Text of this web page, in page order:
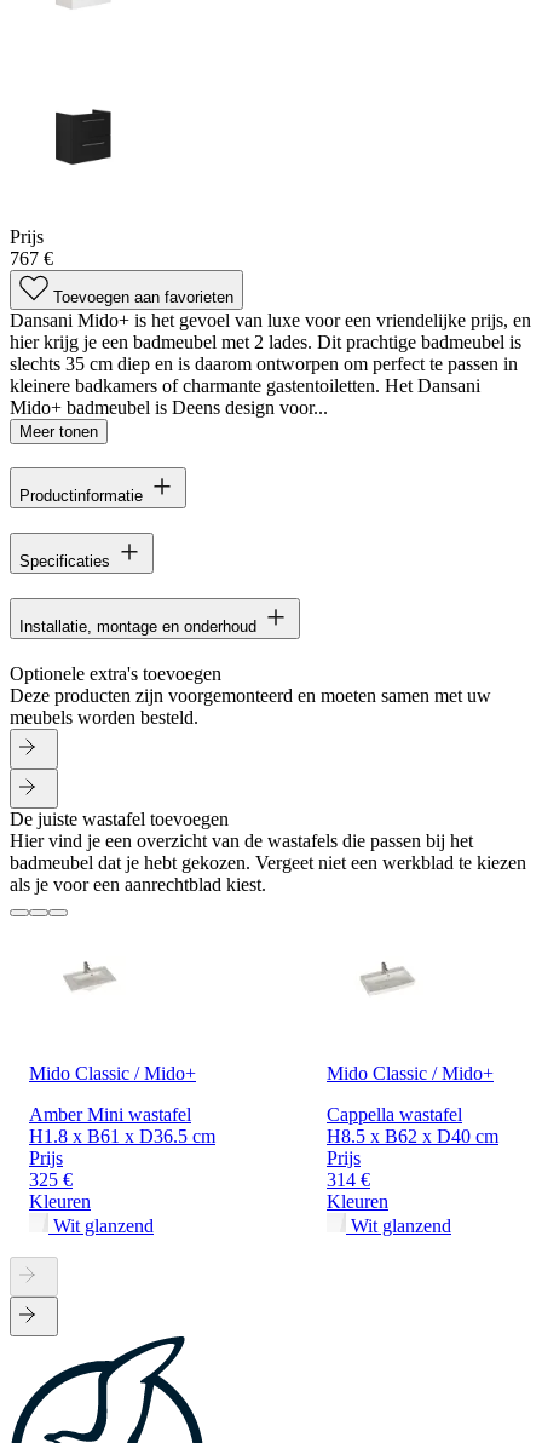
Prijs
767 €
Toevoegen aan favorieten
Dansani Mido+ is het gevoel van luxe voor een vriendelijke prijs, en
hier krijg je een badmeubel met 2 lades. Dit prachtige badmeubel is
slechts 35 cm diep en is daarom ontworpen om perfect te passen in
kleinere badkamers of charmante gastentoiletten. Het Dansani
Mido+ badmeubel is Deens design voor...
Meer tonen
Productinformatie
Specificaties
Installatie, montage en onderhoud
Optionele extra's toevoegen
Deze producten zijn voorgemonteerd en moeten samen met uw
meubels worden besteld.
De juiste wastafel toevoegen
Hier vind je een overzicht van de wastafels die passen bij het
badmeubel dat je hebt gekozen. Vergeet niet een werkblad te kiezen
als je voor een aanrechtblad kiest.
Mido Classic / Mido+
Amber Mini wastafel
H1.8 x B61 x D36.5 cm
Prijs
325 €
Kleuren
Wit glanzend
Mido Classic / Mido+
Cappella wastafel
H8.5 x B62 x D40 cm
Prijs
314 €
Kleuren
Wit glanzend